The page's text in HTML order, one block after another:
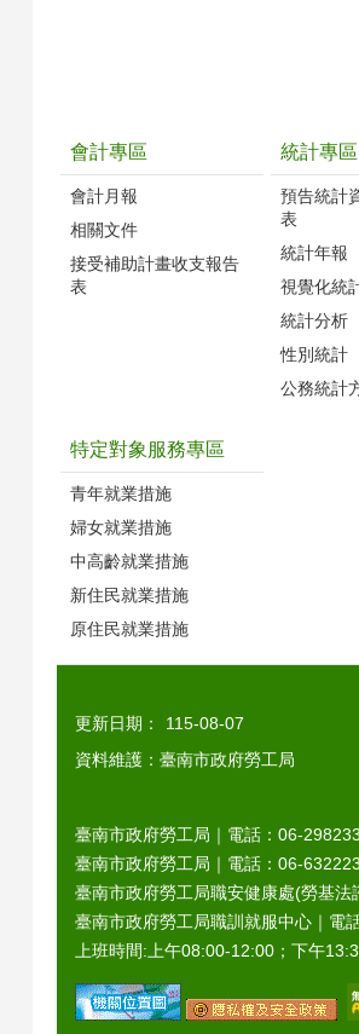
會計專區
會計月報
相關文件
接受補助計畫收支報告
表
統計專區
預告統計
表
統計年報
視覺化統
統計分析
性別統計
公務統計
特定對象服務專區
青年就業措施
婦女就業措施
中高齡就業措施
新住民就業措施
原住民就業措施
更新日期：
115-08-07
資料維護：臺南市政府勞工局
臺南市政府勞工局｜電話：06-
臺南市政府勞工局｜電話：06-
臺南市政府勞工局職安健康處(勞基法
臺南市政府勞工局職訓就服中心｜電
上班時間:上午08:00-12:00；下午